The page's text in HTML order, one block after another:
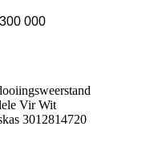
000